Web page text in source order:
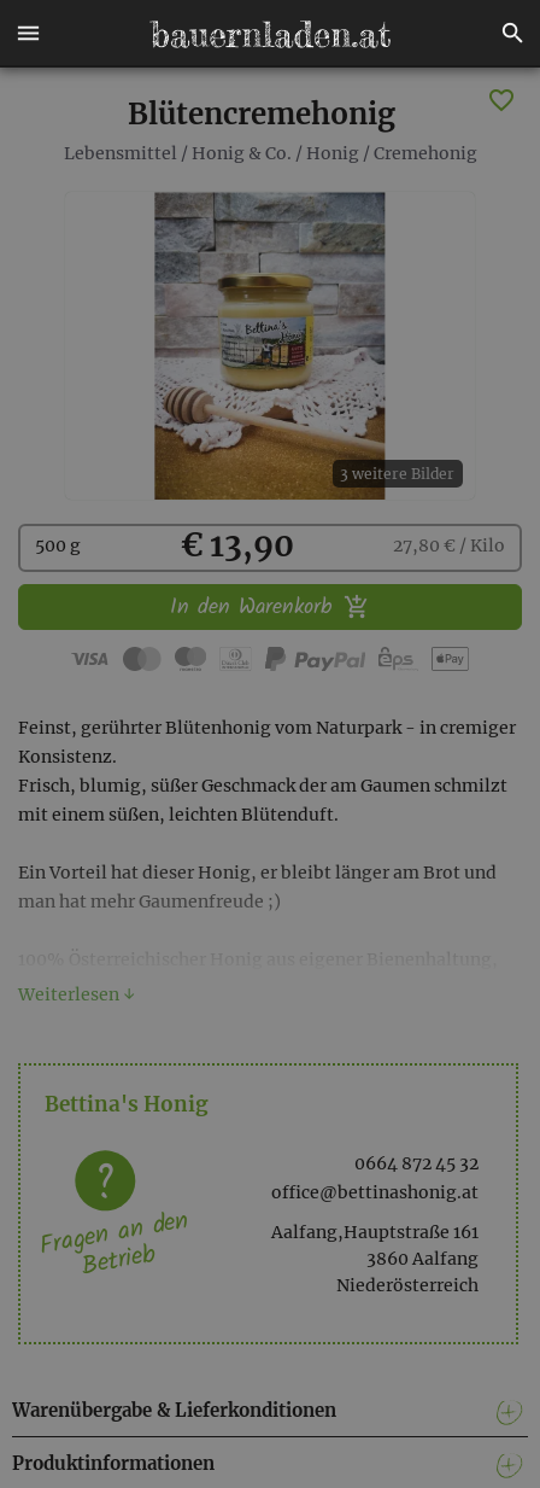
Blütencremehonig
Lebensmittel / Honig & Co. / Honig/ Cremehonig
3 weitere Bilder
Kaufen
500 g € 13,90 27,80 € / Kilo
In den Warenkorb
Feinst, gerührter Blütenhonig vom Naturpark - in cremiger
Konsistenz.
Frisch, blumig, süßer Geschmack der am Gaumen schmilzt
mit einem süßen, leichten Blütenduft.
Ein Vorteil hat dieser Honig, er bleibt länger am Brot und
man hat mehr Gaumenfreude ;)
rückstandsfrei!
Weiterlesen ↓
Bettina's Honig
0664 872 45 32
office@bettinashonig.at
Aalfang,Hauptstraße 161
3860 Aalfang
Niederösterreich
Fragen an den
Betrieb
Warenübergabe & Lieferkonditionen
Produktinformationen